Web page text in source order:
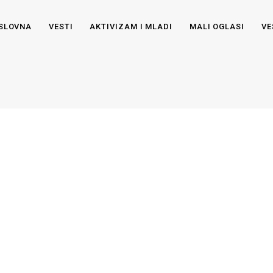
VESTI AKTIVIZAM I MLADI MALI OGLASI